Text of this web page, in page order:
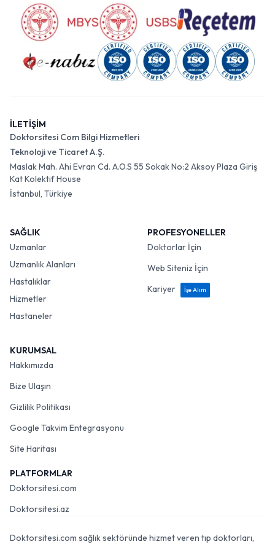
İLETİŞİM
Doktorsitesi Com Bilgi Hizmetleri
Teknoloji ve Ticaret A.Ş.
Maslak Mah. Ahi Evran Cd. A.O.S 55 Sokak No:2 Aksoy Plaza Giriş
Kat Kolektif House
İstanbul, Türkiye
SAĞLIK
Uzmanlar
Uzmanlık Alanları
Hastalıklar
Hizmetler
Hastaneler
PROFESYONELLER
Doktorlar İçin
Web Siteniz İçin
Kariyer
İşe Alım
KURUMSAL
Hakkımızda
Bize Ulaşın
Gizlilik Politikası
Google Takvim Entegrasyonu
Site Haritası
PLATFORMLAR
Doktorsitesi.com
Doktorsitesi.az
Doktorsitesi.com sağlık sektöründe hizmet veren tıp doktorları,